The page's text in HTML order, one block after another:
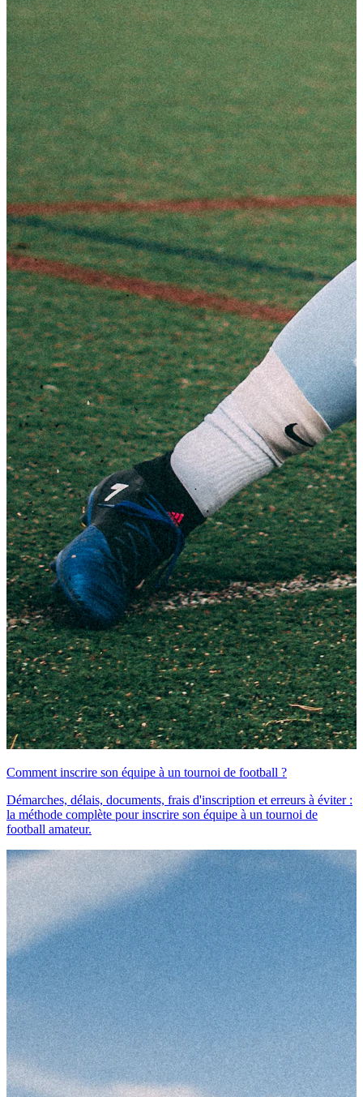
Comment inscrire son équipe à un tournoi de football ?
Démarches, délais, documents, frais d'inscription et erreurs à éviter :
la méthode complète pour inscrire son équipe à un tournoi de
football amateur.